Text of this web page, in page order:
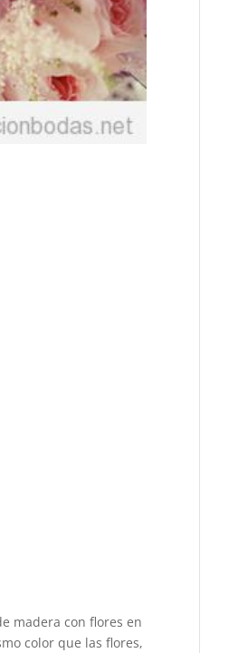
madera con flores en
color que las flores,